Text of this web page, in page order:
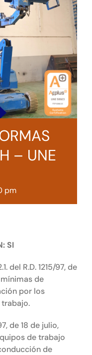
– UNE
pm
SI
del R.D. 1215/97, de
de
por los
de 18 de julio,
de trabajo
de